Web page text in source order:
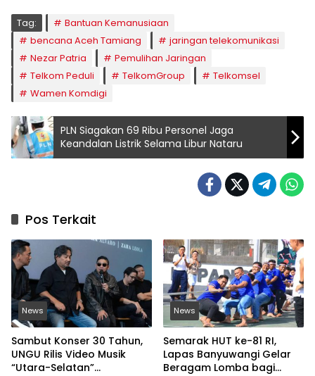
Tag:
Bantuan Kemanusiaan
bencana Aceh Tamiang
jaringan telekomunikasi
Nezar Patria
Pemulihan Jaringan
Telkom Peduli
TelkomGroup
Telkomsel
Wamen Komdigi
PLN Siagakan 69 Ribu Personel Jaga
Keandalan Listrik Selama Libur Nataru
Pos Terkait
News
Sambut Konser 30 Tahun,
UNGU Rilis Video Musik
“Utara-Selatan”
News
Semarak HUT ke-81 RI,
Lapas Banyuwangi Gelar
Beragam Lomba bagi